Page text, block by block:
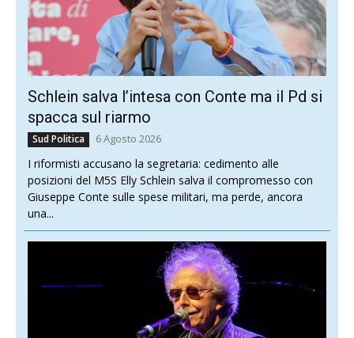
Schlein salva l’intesa con Conte ma il Pd si
spacca sul riarmo
Sud Politica 6 Agosto 2026
I riformisti accusano la segretaria: cedimento alle
posizioni del M5S Elly Schlein salva il compromesso con
Giuseppe Conte sulle spese militari, ma perde, ancora
una...